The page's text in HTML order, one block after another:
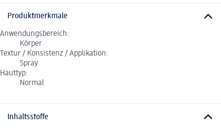
Produktmerkmale
Anwendungsbereich:
Körper
Textur / Konsistenz / Applikation:
Spray
Hauttyp:
Normal
Inhaltsstoffe